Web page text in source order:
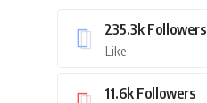
235.3k Followers
Like
11.6k Followers